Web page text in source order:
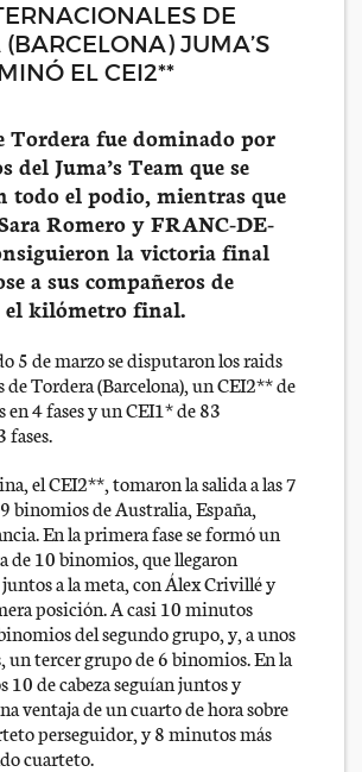
DE
JUMA’S
EL CEI2**
Tordera fue dominado por
del Juma’s Team que se
todo el podio, mientras que
Romero y FRANC-DE-
la victoria final
a sus compañeros de
el kilómetro final.
5 de marzo se disputaron los raids
Tordera (Barcelona), un CEI2** de
4 fases y un CEI1* de 83
fases.
el CEI2**, tomaron la salida a las 7
binomios de Australia, España,
En la primera fase se formó un
de 10 binomios, que llegaron
a la meta, con Álex Crivillé y
posición. A casi 10 minutos
del segundo grupo, y, a unos
un tercer grupo de 6 binomios. En la
10 de cabeza seguían juntos y
ventaja de un cuarto de hora sobre
perseguidor, y 8 minutos más
cuarteto.